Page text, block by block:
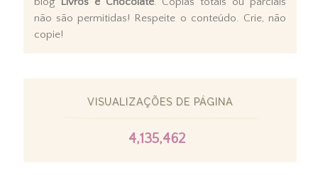
não são permitidas! Respeite o conteúdo. Crie, não
copie!
VISUALIZAÇÕES DE PÁGINA
4,135,462